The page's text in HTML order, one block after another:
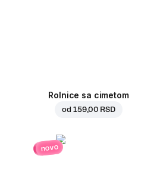
Rolnice sa cimetom
od 159,00 RSD
novo